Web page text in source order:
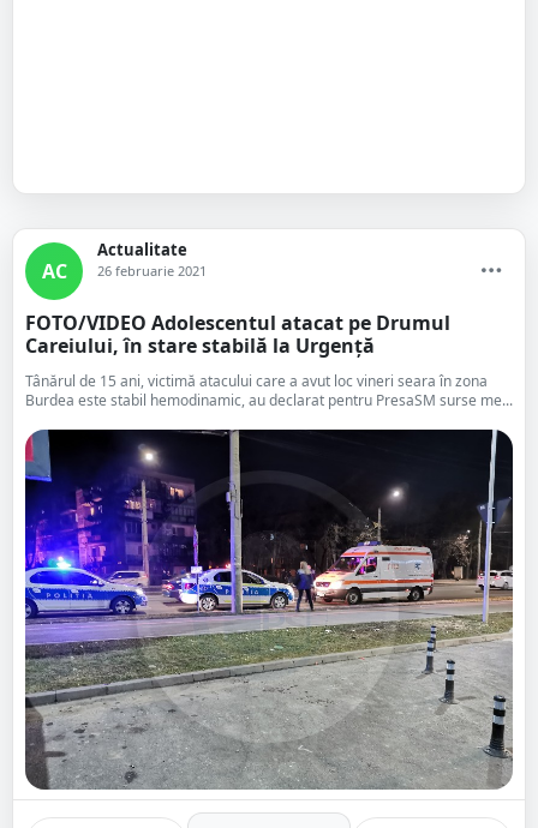
AC
Actualitate
26 februarie 2021
FOTO/VIDEO Adolescentul atacat pe Drumul
Careiului, în stare stabilă la Urgență
Tânărul de 15 ani, victimă atacului care a avut loc vineri seara în zona
Burdea este stabil hemodinamic, au declarat pentru PresaSM surse me...